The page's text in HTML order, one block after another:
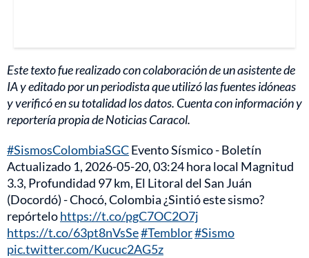
Este texto fue realizado con colaboración de un asistente de
IA y editado por un periodista que utilizó las fuentes idóneas
y verificó en su totalidad los datos. Cuenta con información y
reportería propia de Noticias Caracol.
#SismosColombiaSGCEvento Sísmico - Boletín
Actualizado 1, 2026-05-20, 03:24 hora local Magnitud
3.3, Profundidad 97 km, El Litoral del San Juán
(Docordó) - Chocó, Colombia ¿Sintió este sismo?
repórtelohttps://t.co/pgC7OC2O7j
https://t.co/63pt8nVsSe#Temblor#Sismo
pic.twitter.com/Kucuc2AG5z